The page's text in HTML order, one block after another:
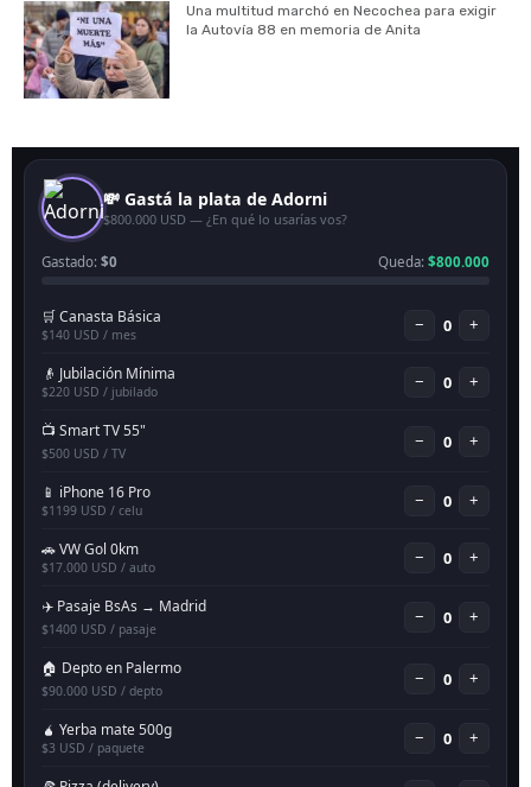
Una multitud marchó en Necochea para exigir
la Autovía 88 en memoria de Anita